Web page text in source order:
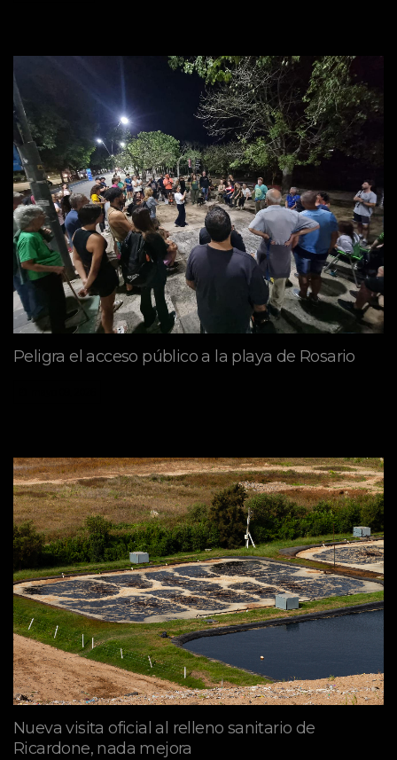
Peligra el acceso público a la playa de Rosario
Nueva visita oficial al relleno sanitario de
Ricardone, nada mejora